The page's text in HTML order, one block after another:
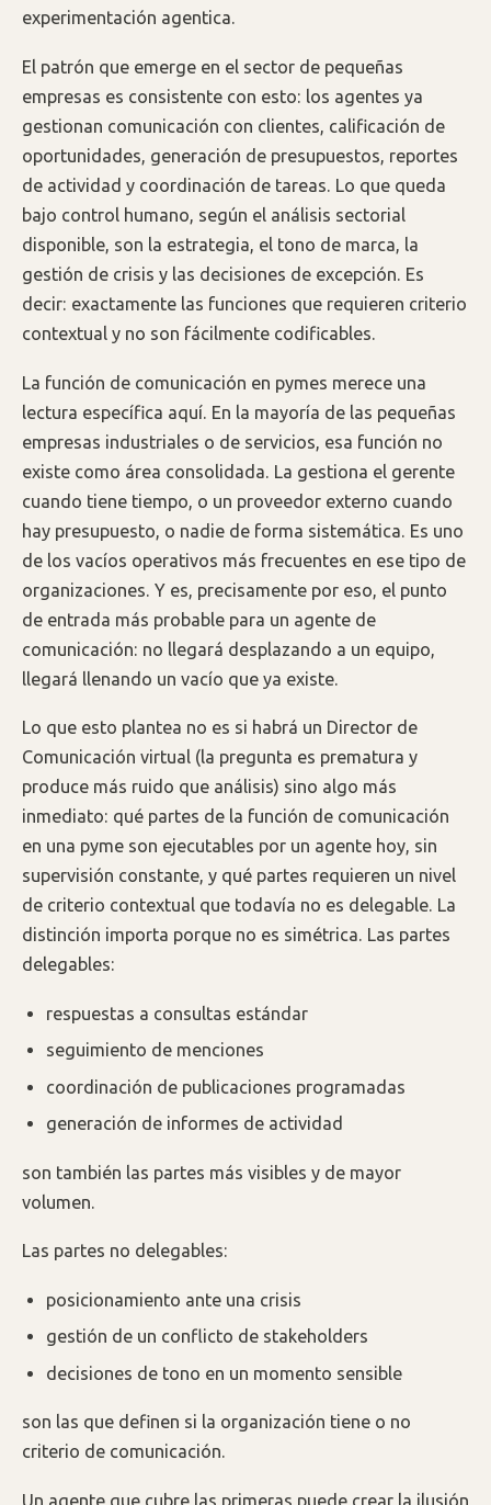
experimentación agentica.
El patrón que emerge en el sector de pequeñas
empresas es consistente con esto: los agentes ya
gestionan comunicación con clientes, calificación de
oportunidades, generación de presupuestos, reportes
de actividad y coordinación de tareas. Lo que queda
bajo control humano, según el análisis sectorial
disponible, son la estrategia, el tono de marca, la
gestión de crisis y las decisiones de excepción. Es
decir: exactamente las funciones que requieren criterio
contextual y no son fácilmente codificables.
La función de comunicación en pymes merece una
lectura específica aquí. En la mayoría de las pequeñas
empresas industriales o de servicios, esa función no
existe como área consolidada. La gestiona el gerente
cuando tiene tiempo, o un proveedor externo cuando
hay presupuesto, o nadie de forma sistemática. Es uno
de los vacíos operativos más frecuentes en ese tipo de
organizaciones. Y es, precisamente por eso, el punto
de entrada más probable para un agente de
comunicación: no llegará desplazando a un equipo,
llegará llenando un vacío que ya existe.
Lo que esto plantea no es si habrá un Director de
Comunicación virtual (la pregunta es prematura y
produce más ruido que análisis) sino algo más
inmediato: qué partes de la función de comunicación
en una pyme son ejecutables por un agente hoy, sin
supervisión constante, y qué partes requieren un nivel
de criterio contextual que todavía no es delegable. La
distinción importa porque no es simétrica. Las partes
delegables:
respuestas a consultas estándar
seguimiento de menciones
coordinación de publicaciones programadas
generación de informes de actividad
son también las partes más visibles y de mayor
volumen.
Las partes no delegables:
posicionamiento ante una crisis
gestión de un conflicto de stakeholders
decisiones de tono en un momento sensible
son las que definen si la organización tiene o no
criterio de comunicación.
Un agente que cubre las primeras puede crear la ilusión